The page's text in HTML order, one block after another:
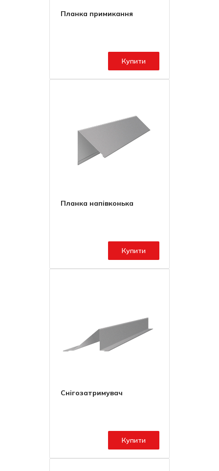
Планка примикання
Купити
Планка напівконька
Купити
Снігозатримувач
Купити